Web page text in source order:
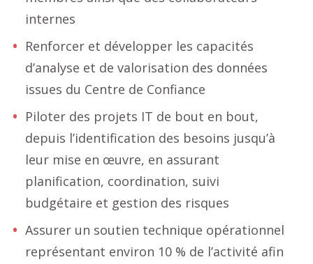
internes
Renforcer et développer les capacités
d’analyse et de valorisation des données
issues du Centre de Confiance
Piloter des projets IT de bout en bout,
depuis l’identification des besoins jusqu’à
leur mise en œuvre, en assurant
planification, coordination, suivi
budgétaire et gestion des risques
Assurer un soutien technique opérationnel
représentant environ 10 % de l’activité afin